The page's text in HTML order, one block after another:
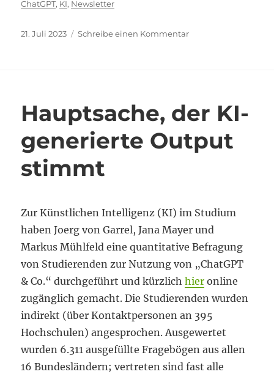
ChatGPT, KI, Newsletter
Veröffentlicht
21. Juli 2023 Schreibe einen Kommentarzu
und
ein
Lektüretipp
Hauptsache, der KI-
generierte Output
stimmt
Zur Künstlichen Intelligenz (KI) im Studium
haben Joerg von Garrel, Jana Mayer und
Markus Mühlfeld eine quantitative Befragung
von Studierenden zur Nutzung von „ChatGPT
& Co.“ durchgeführt und kürzlichhier online
zugänglich gemacht. Die Studierenden wurden
indirekt (über Kontaktpersonen an 395
Hochschulen) angesprochen. Ausgewertet
wurden 6.311 ausgefüllte Fragebögen aus allen
16 Bundesländern; vertreten sind fast alle